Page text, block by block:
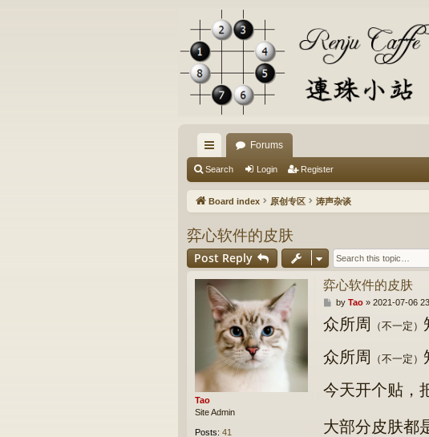
ui
ck
ks
Forums
Search Login Register
Board index 原创专区 涛声杂谈
弈心软件的皮肤
Post Reply
Tao
Site Admin
Posts: 41
弈心软件的皮肤
P
s
by Tao» 2021-07-06
众所周 （不一定）
众所周
（不一定）
今天开个贴，
大部分皮肤都